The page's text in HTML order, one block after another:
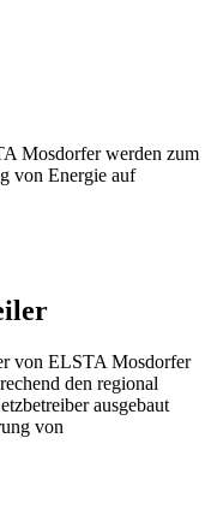
Mosdorfer werden zum
von Energie auf
von ELSTA Mosdorfer
den regional
ausgebaut
von